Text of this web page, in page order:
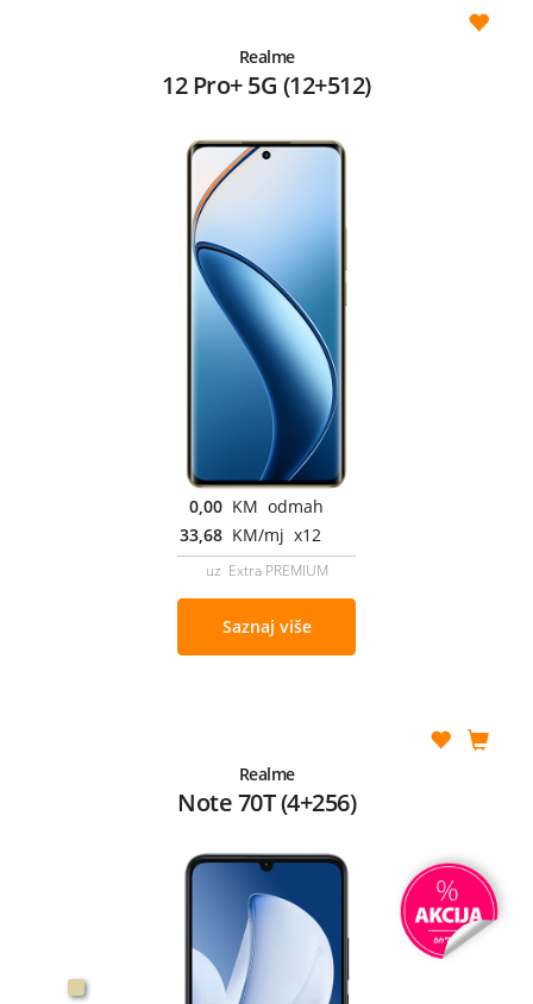
Realme
12 Pro+ 5G (12+512)
0,00 KM odmah
33,68 KM/mj x12
uz Extra PREMIUM
Saznaj više
Realme
Note 70T (4+256)